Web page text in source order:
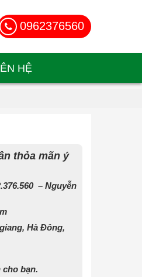
0962376560
HỆ
thỏa mãn ý
– Nguyễn
Hà Đông,
cho bạn.